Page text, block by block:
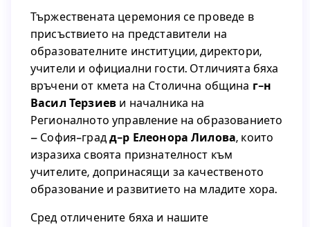
Тържествената церемония се проведе в
присъствието на представители на
образователните институции, директори,
учители и официални гости. Отличията бяха
връчени от кмета на Столична община г-н
Васил Терзиев и началника на
Регионалното управление на образованието
– София-градд-р Елеонора Лилова, които
изразиха своята признателност към
учителите, допринасящи за качественото
образование и развитието на младите хора.
Сред отличените бяха и нашите
Тържествената церемония се проведе в
присъствието на представители на
образователните институции, директори,
учители и официални гости. Отличията бяха
връчени от кмета на Столична община
г-н
Васил Терзиев
и началника на
Регионалното управление на образованието
– София-град
д-р Елеонора Лилова
, които
изразиха своята признателност към
учителите, допринасящи за качественото
образование и развитието на младите хора.